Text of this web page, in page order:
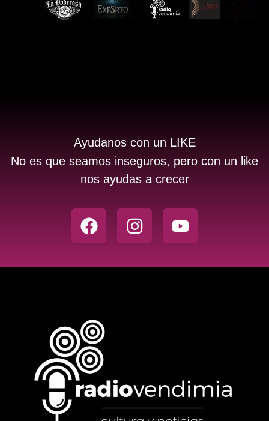
Ayudanos con un LIKE
No es que seamos inseguros, pero con un like
nos ayudas a crecer